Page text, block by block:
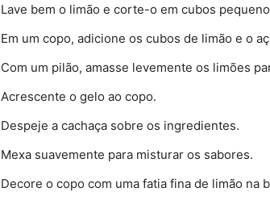
Lave bem o limão e corte-o em cubos
Em um copo, adicione os cubos de limão e o
Com um pilão, amasse levemente os limões
Acrescente o gelo ao copo.
Despeje a cachaça sobre os ingredientes.
Mexa suavemente para misturar os sabores.
Decore o copo com uma fatia fina de limão na